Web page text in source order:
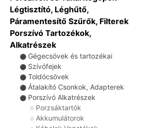
Légtisztító, Léghűtő,
Páramentesítő Szűrők, Filterek
Porszívó Tartozékok,
Alkatrészek
⚫ Gégecsövek és tartozékai
⚫ Szívófejek
⚫ Toldócsövek
⚫ Átalakító Csonkok, Adapterek
⚫ Porszívó Alkatrészek
♢ Porzsáktartók
♢ Akkumulátorok